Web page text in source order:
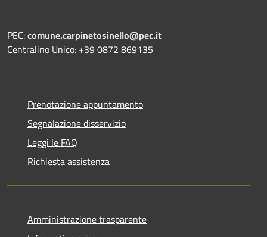
PEC:comune.carpinetosinello@pec.it
Centralino Unico: +39 0872 869135
Prenotazione appuntamento
Segnalazione disservizio
Leggi le FAQ
Richiesta assistenza
Amministrazione trasparente